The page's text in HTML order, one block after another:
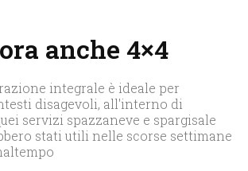
anche 4×4
integrale è ideale per
disagevoli, all'interno di
servizi spazzaneve e spargisale
stati utili nelle scorse settimane